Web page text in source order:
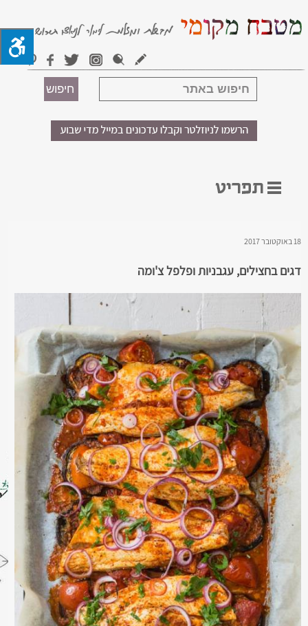
18 באוקטובר 2017
דגים בחצילים, עגבניות ופלפל צ'ומה